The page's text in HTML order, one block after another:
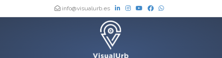
info@visualurb.es